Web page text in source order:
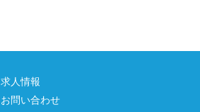
求人情報
お問い合わせ